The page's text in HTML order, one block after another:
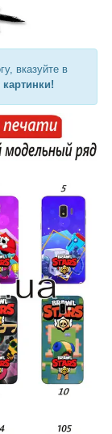
вказуйте в